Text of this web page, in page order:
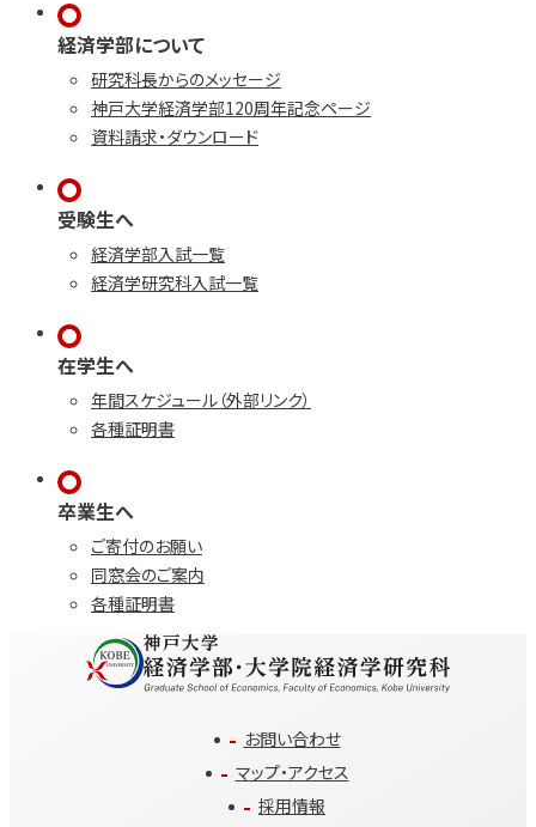
経済学部について
研究科長からのメッセージ
神戸大学経済学部120周年記念ページ
資料請求・ダウンロード
受験生へ
経済学部入試一覧
経済学研究科入試一覧
在学生へ
年間スケジュール（外部リンク）
各種証明書
卒業生へ
ご寄付のお願い
同窓会のご案内
各種証明書
お問い合わせ
マップ・アクセス
採用情報